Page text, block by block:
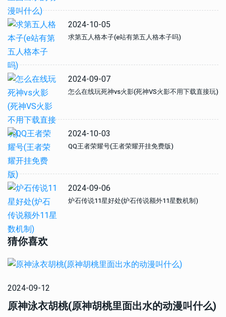
2024-10-05
求第五人格本子(e站有第五人格本子吗)
2024-09-07
怎么在线玩死神vs火影(死神VS火影不用下载直接玩)
2024-10-03
QQ王者荣耀号(王者荣耀开挂免费版)
2024-09-06
炉石传说11星好处(炉石传说额外11星数机制)
猜你喜欢
2024-09-12
原神泳衣胡桃(原神胡桃里面出水的动漫叫什么)